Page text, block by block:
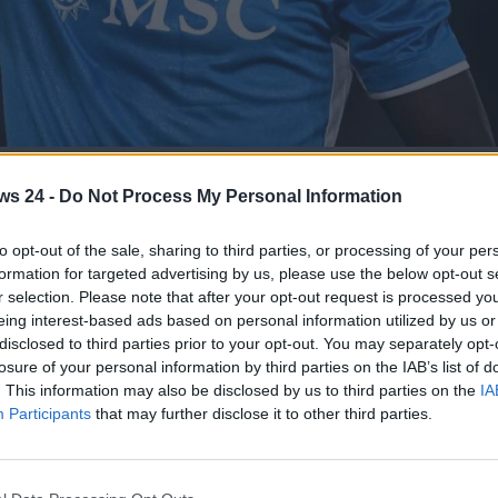
24 - Do Not Process My Personal Information
opt-out of the sale, sharing to third parties, or processing of your
for targeted advertising by us, please use the below opt-out
selection. Please note that after your opt-out request is processed
interest-based ads based on personal information utilized by us
to third parties prior to your opt-out. You may separately
of your personal information by third parties on the IAB’s list of
This information may also be disclosed by us to third parties on the
Participants that may further disclose it to other third parties.
- www.MotoriNews24.com
scudetto? Una parata rapida delle auto dei giocatori
un risultato grandioso che segna anche il secondo
tutta la città, unendo la comunità attorno alla squadra
futuro al Napoli fino a poco prima di questo successo.
sportivo, ci concentriamo sulla domanda di che auto
Nazionale del Belgio nonché ex interista
Rommel
campione si è fatto vedere a bordo di una Maserati
con motore V8 Biturbo da ben 580 cavalli di potenza.